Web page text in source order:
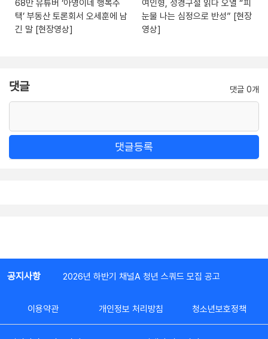
68만 유튜버 ‘아영이네 행복주
택’ 부동산 토론회서 오세훈에 남
긴 말 [현장영상]
여인형, 성경구절 읽다 오열 “피
눈물 나는 심정으로 반성” [현장
영상]
댓글 댓글 0개
댓글등록
공지사항 2026년 하반기 채널A 청년 스쿼드 모집 공고
이용약관 개인정보 처리방침 청소년보호정책